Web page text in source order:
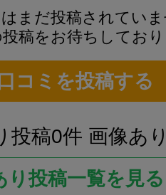
まだ投稿されてい
稿をお待ちしてお
口コミを投稿する
投稿0件 画像あ
り投稿一覧を見